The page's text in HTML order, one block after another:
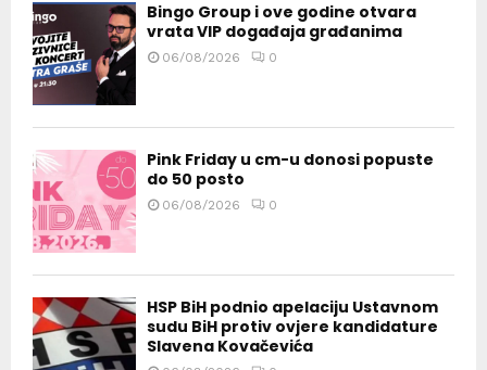
Bingo Group i ove godine otvara
vrata VIP događaja građanima
06/08/2026 0
Pink Friday u cm-u donosi popuste
do 50 posto
06/08/2026 0
HSP BiH podnio apelaciju Ustavnom
sudu BiH protiv ovjere kandidature
Slavena Kovačevića